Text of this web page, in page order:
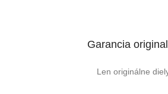
Garancia
Len originálne